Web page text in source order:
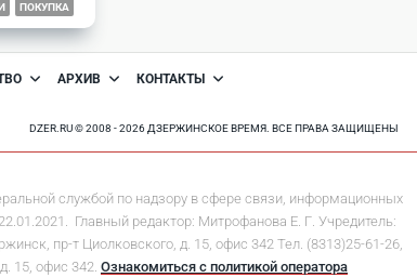
ПОКУПКА
АРХИВ КОНТАКТЫ
DZER.RU © 2008 - 2026 ДЗЕРЖИНСКОЕ ВРЕМЯ. ВСЕ ПРАВА ЗАЩИЩЕНЫ
службой по надзору в сфере связи, информационных
Главный редактор: Митрофанова Е. Г. Учредитель:
пр-т Циолковского, д. 15, офис 342 Тел. (8313)25-61-26,
15, офис 342. Ознакомиться с политикой оператора